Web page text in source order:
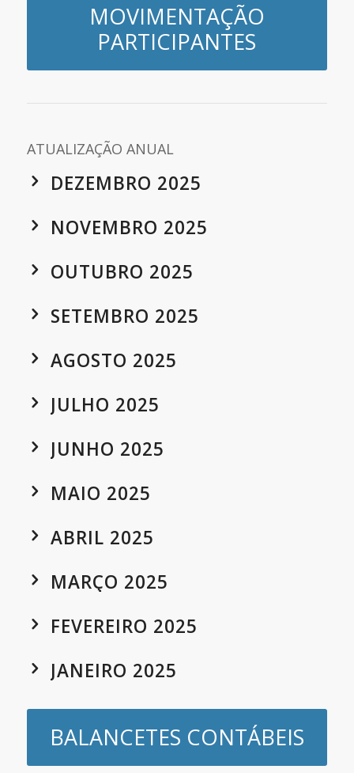
MOVIMENTAÇÃO
PARTICIPANTES
ATUALIZAÇÃO ANUAL
DEZEMBRO 2025
NOVEMBRO 2025
OUTUBRO 2025
SETEMBRO 2025
AGOSTO 2025
JULHO 2025
JUNHO 2025
MAIO 2025
ABRIL 2025
MARÇO 2025
FEVEREIRO 2025
JANEIRO 2025
BALANCETES CONTÁBEIS